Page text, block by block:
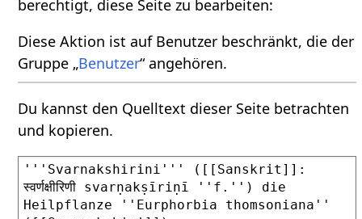
berechtigt, diese Seite zu bearbeiten:
Diese Aktion ist auf Benutzer beschränkt, die der
Gruppe „Benutzer“ angehören.
Du kannst den Quelltext dieser Seite betrachten
und kopieren.